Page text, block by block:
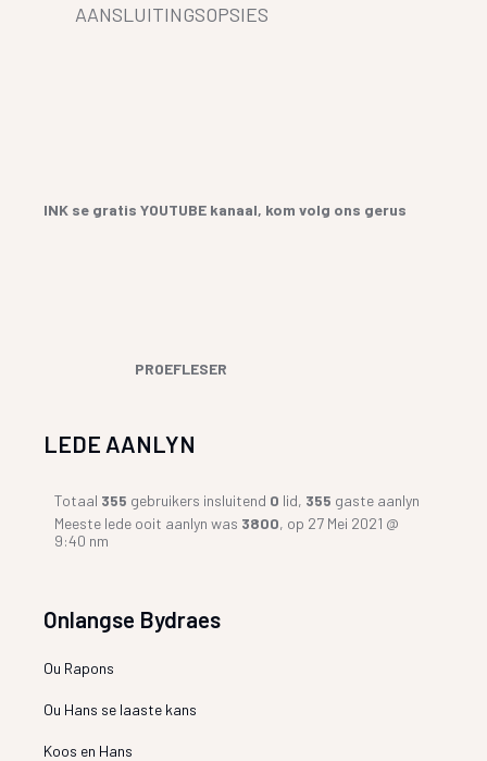
AANSLUITINGSOPSIES
INK se gratis YOUTUBE kanaal, kom volg ons gerus
PROEFLESER
LEDE AANLYN
Totaal 355 gebruikers insluitend 0 lid, 355 gaste aanlyn
Meeste lede ooit aanlyn was 3800, op 27 Mei 2021 @
9:40 nm
Onlangse Bydraes
Ou Rapons
Ou Hans se laaste kans
Koos en Hans